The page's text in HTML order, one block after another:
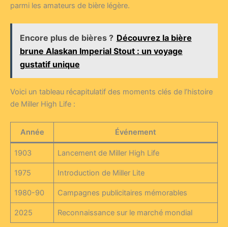
parmi les amateurs de bière légère.
Encore plus de bières ? Découvrez la bière
brune Alaskan Imperial Stout : un voyage
gustatif unique
Voici un tableau récapitulatif des moments clés de l’histoire
de Miller High Life :
Année Événement
1903 Lancement de Miller High Life
1975 Introduction de Miller Lite
1980-90 Campagnes publicitaires mémorables
2025 Reconnaissance sur le marché mondial